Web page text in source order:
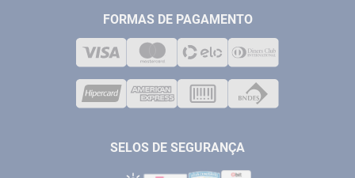
COMPRESSORES
VENDAS ONLINE@ANTFERRAMENTAS.COM.BR
SAC@ANTFERRAMENTAS.COM.BR
FORMAS DE PAGAMENTO
SELOS DE SEGURANÇA